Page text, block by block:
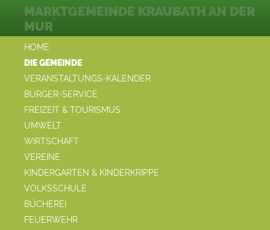
HOME
DIE GEMEINDE
VERANSTALTUNGS-KALENDER
BÜRGER-SERVICE
FREIZEIT & TOURISMUS
UMWELT
WIRTSCHAFT
VEREINE
KINDERGARTEN & KINDERKRIPPE
VOLKSSCHULE
BÜCHEREI
FEUERWEHR
MARKTGEMEINDE KRAUBATH AN DER
MUR